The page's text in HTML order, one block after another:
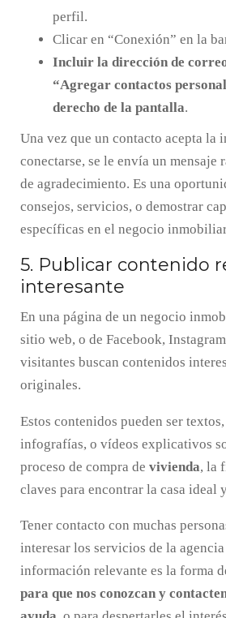
perfil.
Clicar en “Conexión” en la
Incluir la dirección de
“Agregar contactos
derecho de la pantalla.
Una vez que un contacto acepta la
conectarse, se le envía un mensaje
de agradecimiento. Es una
consejos, servicios, o demostrar
específicas en el negocio
5. Publicar contenido
interesante
En una página de un negocio
sitio web, o de Facebook,
visitantes buscan contenidos
originales.
Estos contenidos pueden ser
infografías, o vídeos explicativos
proceso de compra de vivienda, la
claves para encontrar la casa ideal
Tener contacto con muchas
interesar los servicios de la
información relevante es la forma
para que nos conozcan y